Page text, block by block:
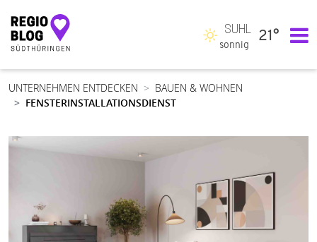
Hauptnavigation
SUHL
sonnig
21°
UNTERNEHMEN ENTDECKEN
BAUEN & WOHNEN
FENSTERINSTALLATIONSDIENST